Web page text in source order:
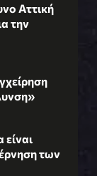
Αττική
την
των